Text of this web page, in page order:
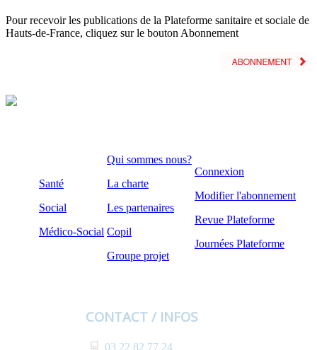
Pour recevoir les publications de la Plateforme sanitaire et sociale de
Hauts-de-France, cliquez sur le bouton Abonnement
Santé
Social
Médico-Social
Qui sommes nous?
La charte
Les partenaires
Copil
Groupe projet
Connexion
Modifier l'abonnement
Revue Plateforme
Journées Plateforme
CONTACT / INFOS
03 22 82 77 24